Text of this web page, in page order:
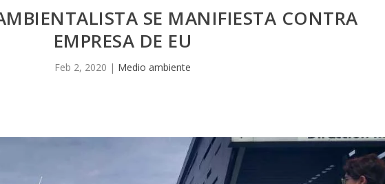
SE MANIFIESTA CONTRA
EMPRESA DE EU
Feb 2, 2020 | Medio ambiente